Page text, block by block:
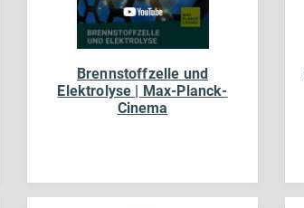
Brennstoffzelle und
Elektrolyse | Max-Planck-
Cinema